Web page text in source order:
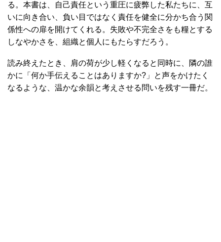
る。本書は、自己責任という重圧に疲弊した私たちに、互
いに向き合い、負い目ではなく責任を健全に分かち合う関
係性への扉を開けてくれる。失敗や不完全さをも糧とする
しなやかさを、組織と個人にもたらすだろう。
読み終えたとき、肩の荷が少し軽くなると同時に、隣の誰
かに「何か手伝えることはありますか?」と声をかけたく
なるような、温かな余韻と考えさせる問いを残す一冊だ。